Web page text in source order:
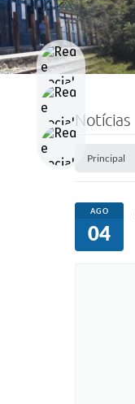
Notícias
Principal
AGO
04